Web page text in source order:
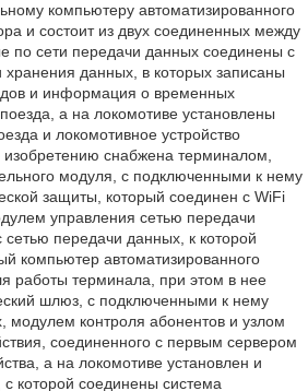
компьютеру автоматизированного
и состоит из двух соединенных между
по сети передачи данных соединены с
данных, в которых записаны
и информация о временных
а на локомотиве установлены
и локомотивное устройство
изобретению снабжена терминалом,
модуля, с подключенными к нему
защиты, который соединен с WiFi
управления сетью передачи
передачи данных, к которой
компьютер автоматизированного
работы терминала, при этом в нее
шлюз, с подключенными к нему
модулем контроля абонентов и узлом
соединенного с первым сервером
а на локомотиве установлен и
которой соединены система